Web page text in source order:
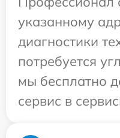
указанному
диагностики
потребуется
мы бесплатно
сервис в